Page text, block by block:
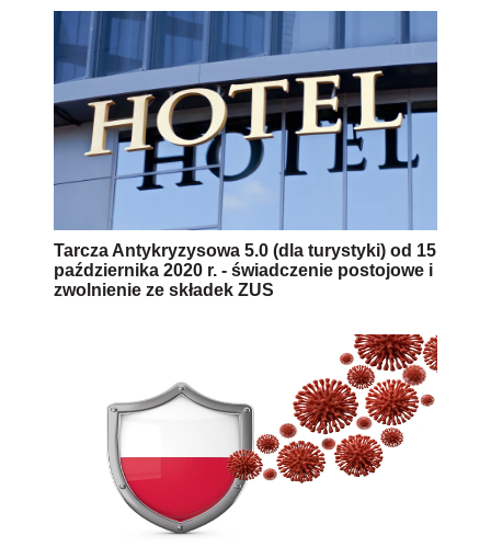
Tarcza Antykryzysowa 5.0 (dla turystyki) od 15
października 2020 r. - świadczenie postojowe i
zwolnienie ze składek ZUS